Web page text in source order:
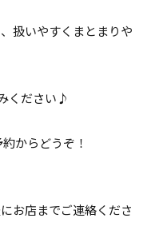
扱いやすくまとまりや
ください♪
からどうぞ！
お店までご連絡くださ